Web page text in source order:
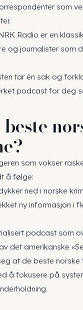
som
Radio er en
og journalister som
tar én sak og
podcast for deg
som vokser
å følge:
ned i norske
ny informasjon i
podcast som
det amerikanske
at de beste
å fokusere på